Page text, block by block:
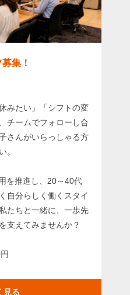
集！
みたい」「シフトの変
チームでフォローし合
さんがいらっしゃる方
。
を推進し、20～40代
自分らしく働くスタイ
たちと一緒に、一歩先
支えてみませんか？
見る